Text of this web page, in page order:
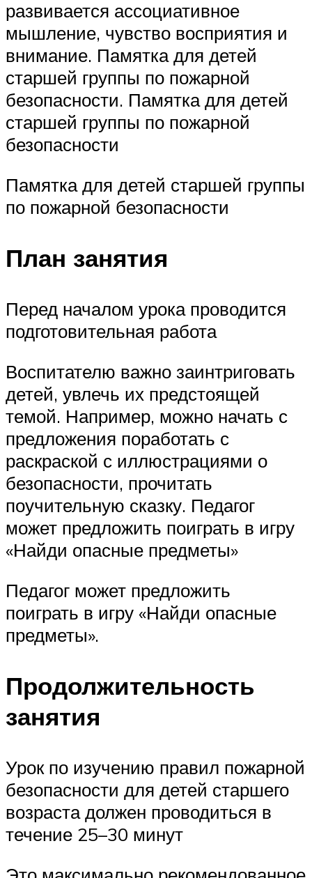
развивается ассоциативное
мышление, чувство восприятия и
внимание. Памятка для детей
старшей группы по пожарной
безопасности. Памятка для детей
старшей группы по пожарной
безопасности
Памятка для детей старшей группы
по пожарной безопасности
План занятия
Перед началом урока проводится
подготовительная работа
Воспитателю важно заинтриговать
детей, увлечь их предстоящей
темой. Например, можно начать с
предложения поработать с
раскраской с иллюстрациями о
безопасности, прочитать
поучительную сказку. Педагог
может предложить поиграть в игру
«Найди опасные предметы»
Педагог может предложить
поиграть в игру «Найди опасные
предметы».
Продолжительность
занятия
Урок по изучению правил пожарной
безопасности для детей старшего
возраста должен проводиться в
течение 25–30 минут